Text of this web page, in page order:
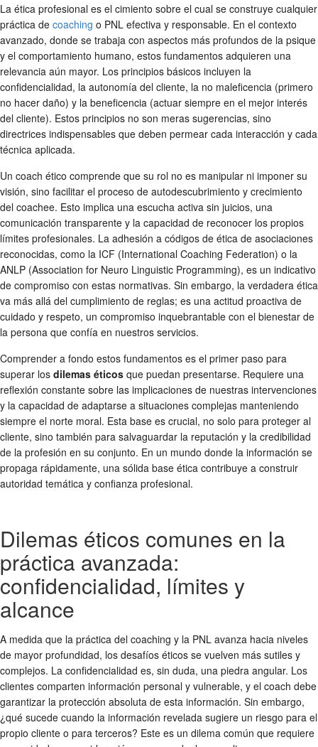
La ética profesional es el cimiento sobre el cual se construye cualquier
práctica de coaching o PNL efectiva y responsable. En el contexto
avanzado, donde se trabaja con aspectos más profundos de la psique
y el comportamiento humano, estos fundamentos adquieren una
relevancia aún mayor. Los principios básicos incluyen la
confidencialidad, la autonomía del cliente, la no maleficencia (primero
no hacer daño) y la beneficencia (actuar siempre en el mejor interés
del cliente). Estos principios no son meras sugerencias, sino
directrices indispensables que deben permear cada interacción y cada
técnica aplicada.
Un coach ético comprende que su rol no es manipular ni imponer su
visión, sino facilitar el proceso de autodescubrimiento y crecimiento
del coachee. Esto implica una escucha activa sin juicios, una
comunicación transparente y la capacidad de reconocer los propios
límites profesionales. La adhesión a códigos de ética de asociaciones
reconocidas, como la ICF (International Coaching Federation) o la
ANLP (Association for Neuro Linguistic Programming), es un indicativo
de compromiso con estas normativas. Sin embargo, la verdadera ética
va más allá del cumplimiento de reglas; es una actitud proactiva de
cuidado y respeto, un compromiso inquebrantable con el bienestar de
la persona que confía en nuestros servicios.
Comprender a fondo estos fundamentos es el primer paso para
superar los dilemas éticos que puedan presentarse. Requiere una
reflexión constante sobre las implicaciones de nuestras intervenciones
y la capacidad de adaptarse a situaciones complejas manteniendo
siempre el norte moral. Esta base es crucial, no solo para proteger al
cliente, sino también para salvaguardar la reputación y la credibilidad
de la profesión en su conjunto. En un mundo donde la información se
propaga rápidamente, una sólida base ética contribuye a construir
autoridad temática y confianza profesional.
Dilemas éticos comunes en la
práctica avanzada:
confidencialidad, límites y
alcance
A medida que la práctica del coaching y la PNL avanza hacia niveles
de mayor profundidad, los desafíos éticos se vuelven más sutiles y
complejos. La confidencialidad es, sin duda, una piedra angular. Los
clientes comparten información personal y vulnerable, y el coach debe
garantizar la protección absoluta de esta información. Sin embargo,
¿qué sucede cuando la información revelada sugiere un riesgo para el
propio cliente o para terceros? Este es un dilema común que requiere